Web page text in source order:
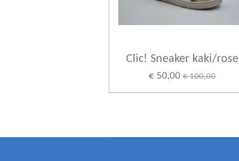
Clic! Sneaker kaki/rose
€ 50,00 € 100,00